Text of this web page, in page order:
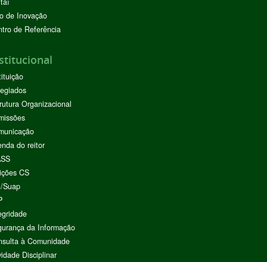
de Inovação
de Referência
Organizacional
do reitor
CS
Suap
da Informação
à Comunidade
Disciplinar